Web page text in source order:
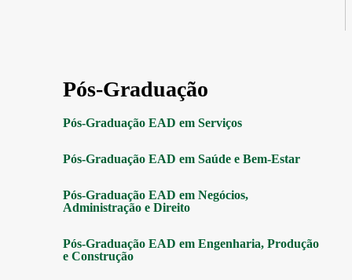
Pós-Graduação
Pós-Graduação EAD em Serviços
Pós-Graduação EAD em Saúde e Bem-Estar
Pós-Graduação EAD em Negócios,
Administração e Direito
Pós-Graduação EAD em Engenharia, Produção
e Construção